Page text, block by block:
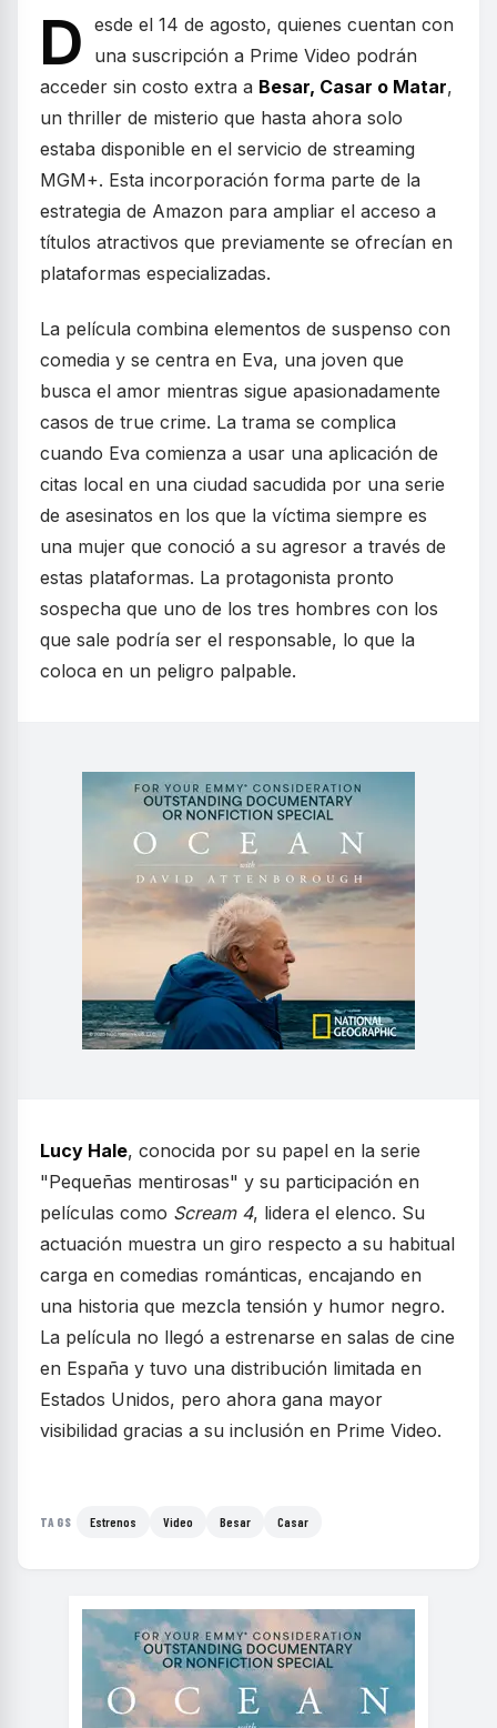
D esde el 14 de agosto, quienes cuentan con
una suscripción a Prime Video podrán
acceder sin costo extra a Besar, Casar o Matar,
un thriller de misterio que hasta ahora solo
estaba disponible en el servicio de streaming
MGM+. Esta incorporación forma parte de la
estrategia de Amazon para ampliar el acceso a
títulos atractivos que previamente se ofrecían en
plataformas especializadas.
La película combina elementos de suspenso con
comedia y se centra en Eva, una joven que
busca el amor mientras sigue apasionadamente
casos de true crime. La trama se complica
cuando Eva comienza a usar una aplicación de
citas local en una ciudad sacudida por una serie
de asesinatos en los que la víctima siempre es
una mujer que conoció a su agresor a través de
estas plataformas. La protagonista pronto
sospecha que uno de los tres hombres con los
que sale podría ser el responsable, lo que la
coloca en un peligro palpable.
Lucy Hale, conocida por su papel en la serie
"Pequeñas mentirosas" y su participación en
películas como Scream 4, lidera el elenco. Su
actuación muestra un giro respecto a su habitual
carga en comedias románticas, encajando en
una historia que mezcla tensión y humor negro.
La película no llegó a estrenarse en salas de cine
en España y tuvo una distribución limitada en
Estados Unidos, pero ahora gana mayor
visibilidad gracias a su inclusión en Prime Video.
TAGS Estrenos Video Besar Casar